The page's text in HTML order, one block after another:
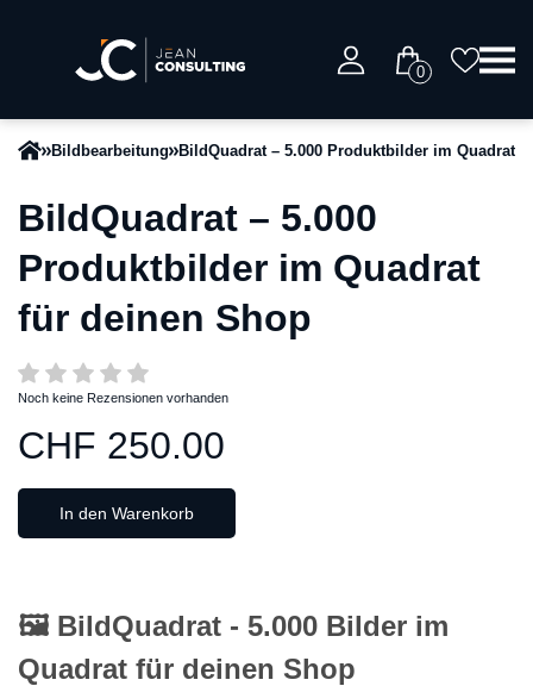
0
Bildbearbeitung BildQuadrat – 5.000 Produktbilder im Quadrat
BildQuadrat – 5.000
Produktbilder im Quadrat
für deinen Shop
Noch keine Rezensionen vorhanden
CHF 250.00
In den Warenkorb
🖼️ BildQuadrat - 5.000 Bilder im
Quadrat für deinen Shop